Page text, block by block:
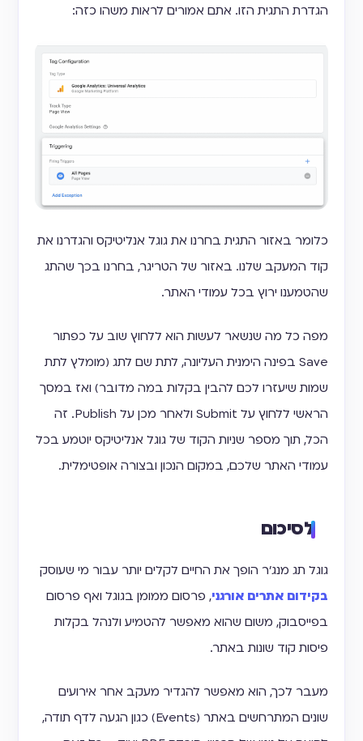
הגדרת התגית הזו. אתם אמורים לראות משהו כזה:
כלומר באזור התגית בחרנו את גוגל אנליטיקס והגדרנו את
קוד המעקב שלנו. באזור של הטריגר, בחרנו בכך שהתג
שהטמענו ירוץ בכל עמודי האתר.
מפה כל מה שנשאר לעשות הוא ללחוץ שוב על כפתור
Save בפינה הימנית העליונה, לתת שם לתג (מומלץ לתת
שמות שיעזרו לכם להבין בקלות במה מדובר) ואז במסך
הראשי ללחוץ על Submit ולאחר מכן על Publish. זה
הכל, תוך מספר שניות הקוד של גוגל אנליטיקס יוטמע בכל
עמודי האתר שלכם, במקום הנכון ובצורה אופטימלית.
לסיכום
גוגל תג מנג'ר הופך את החיים לקלים יותר עבור מי שעוסק
בקידום אתרים אורגני, פרסום ממומן בגוגל ואף פרסום
בפייסבוק, משום שהוא מאפשר להטמיע ולנהל בקלות
פיסות קוד שונות באתר.
מעבר לכך, הוא מאפשר להגדיר מעקב אחר אירועים
שונים המתרחשים באתר (Events) כגון הגעה לדף תודה,